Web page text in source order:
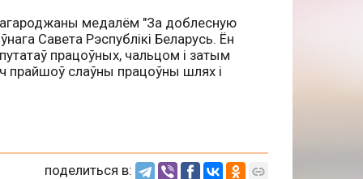
медалём "За доблесную
Савета Рэспублікі Беларусь. Ён
працоўных, чальцом і затым
прайшоў слаўны працоўны шлях і
поделиться в: